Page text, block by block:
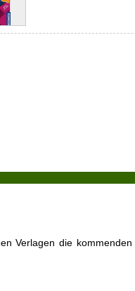
Verlagen die kommenden